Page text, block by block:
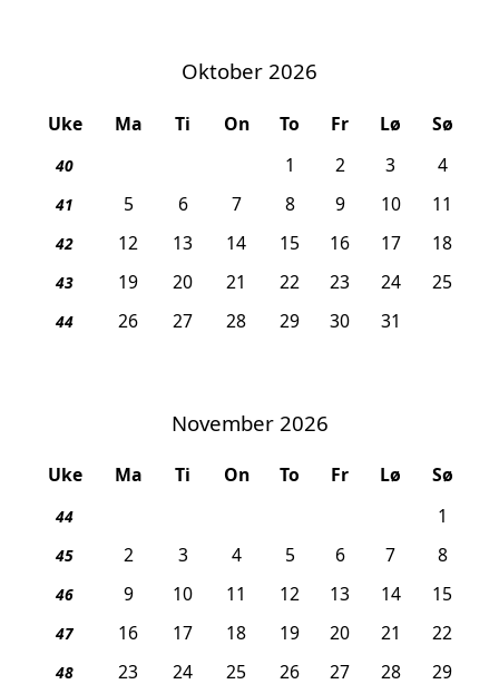
Oktober 2026
Uke Ma Ti On To Fr Lø Sø
40 1 2 3 4
41 5 6 7 8 9 10 11
42 12 13 14 15 16 17 18
43 19 20 21 22 23 24 25
44 26 27 28 29 30 31
November 2026
Uke Ma Ti On To Fr Lø Sø
44 1
45 2 3 4 5 6 7 8
46 9 10 11 12 13 14 15
47 16 17 18 19 20 21 22
48 23 24 25 26 27 28 29